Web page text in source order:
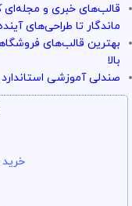
قالب‌های خبری و مجله‌ای
ماندگار تا طراحی‌های
بهترین قالب‌های
بالا
صندلی آموزشی استاندارد